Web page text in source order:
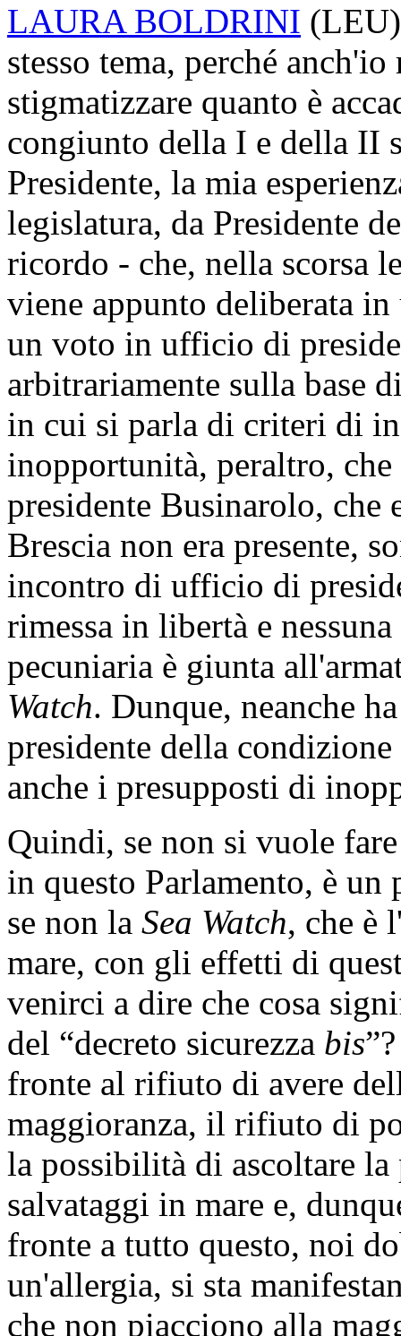
LAURA BOLDRINI (LEU
stesso tema, perché
stigmatizzare quanto è
congiunto della I e della II
Presidente, la mia
legislatura, da Presidente
ricordo - che, nella scorsa
viene appunto deliberata
un voto in ufficio di
arbitrariamente sulla base
in cui si parla di criteri di
inopportunità, peraltro,
presidente Businarolo, che
Brescia non era presente,
incontro di ufficio di
rimessa in libertà e
pecuniaria è giunta
Watch. Dunque, neanche
presidente della
anche i presupposti di
Quindi, se non si vuole
in questo Parlamento, è
se non la Sea Watch, che è
mare, con gli effetti di
venirci a dire che cosa
del “decreto sicurezza bis
fronte al rifiuto di avere
maggioranza, il rifiuto di
la possibilità di ascoltare
salvataggi in mare e,
fronte a tutto questo, noi
un'allergia, si sta
che non piacciono alla